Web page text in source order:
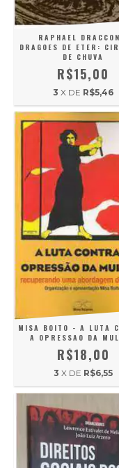
RAPHAEL
DRAGOES DE ETER:
DE CHUVA
R$15,00
3 X DE R$5,46
MISA BOITO - A LUTA
A OPRESSAO DA
R$18,00
3 X DE R$6,55